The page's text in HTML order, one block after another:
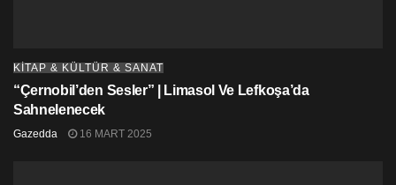
KİTAP & KÜLTÜR & SANAT
“Çernobil’den Sesler” | Limasol Ve Lefkoşa’da
Sahnelenecek
Gazedda 16 MART 2025